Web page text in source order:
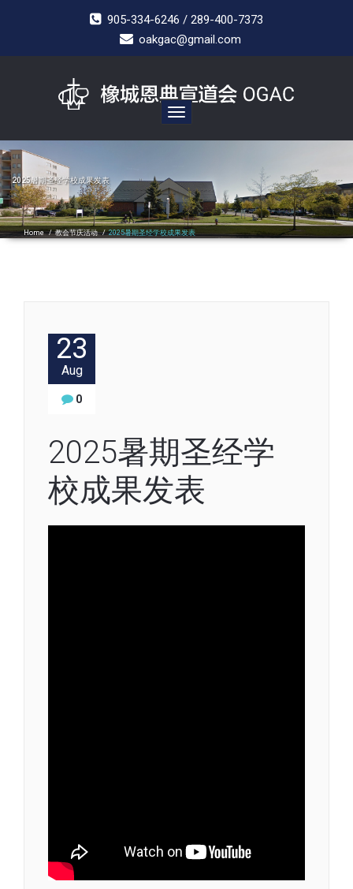
905-334-6246 / 289-400-7373
oakgac@gmail.com
Toggle
navigation
2025暑期圣经学校成果发表
Home/教会节庆活动/2025暑期圣经学校成果发表
23
Aug
0
2025暑期圣经学
校成果发表